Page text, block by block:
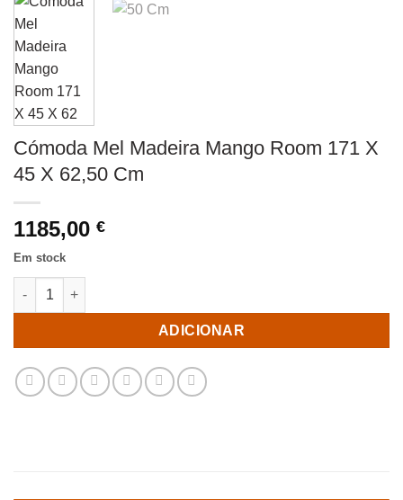
Cómoda Mel Madeira Mango Room 171 X
45 X 62,50 Cm
1185,00 €
Em stock
Quantidade de Cómoda Mel Madeira Mango Room 171 X 45 X
ADICIONAR